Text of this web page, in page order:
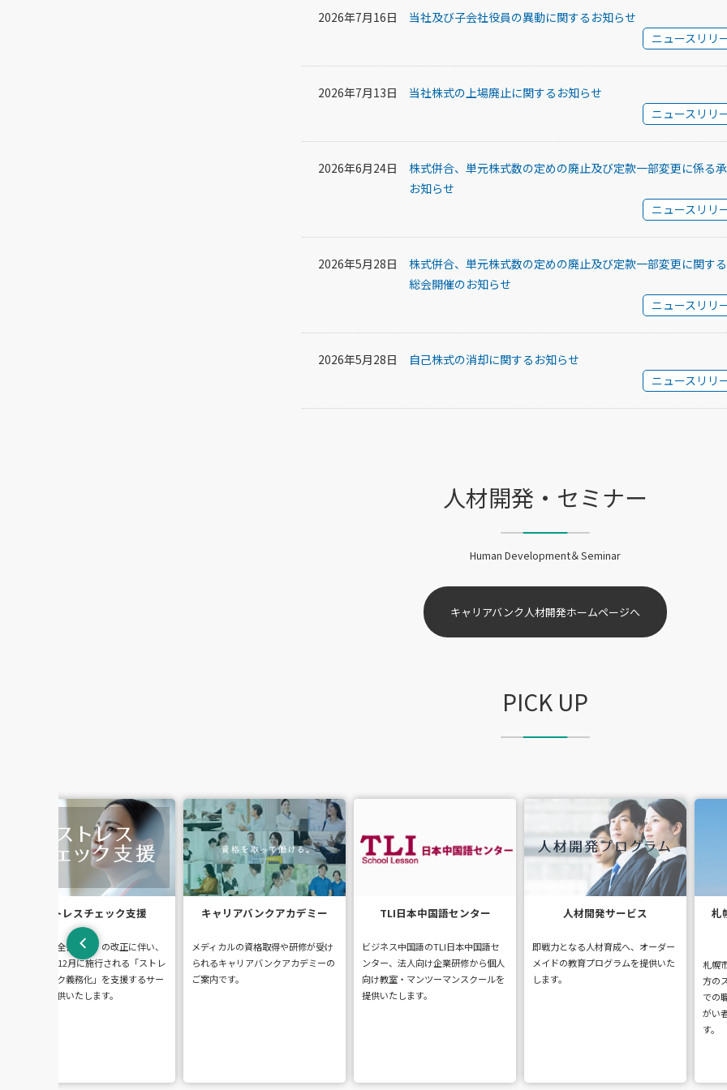
2026年7月16日
当社及び子会社役員の異動に関するお知らせ
ニュースリリ
2026年7月13日
当社株式の上場廃止に関するお知らせ
ニュースリリ
2026年6月24日
株式併合、単元株式数の定めの廃止及び定款一部変更に係る
お知らせ
ニュースリリ
2026年5月28日
株式併合、単元株式数の定めの廃止及び定款一部変更に関す
総会開催のお知らせ
ニュースリリ
2026年5月28日
自己株式の消却に関するお知らせ
ニュースリリ
人材開発・セミナー
Human Development＆Seminar
キャリアバンク人材開発ホームページへ
PICK UP
キャリアバンクアカデミー
メディカルの資格取得や研修が受け
られるキャリアバンクアカデミーの
ご案内です。
TLI日本中国語センター
ビジネス中国語のTLI日本中国語セ
ンター、法人向け企業研修から個人
向け教室・マンツーマンスクールを
人材開発サービス
即戦力となる人材育成へ、オーダー
メイドの教育プログラムを提供いた
します。
札幌市障がい者元気スキルア
札幌市内にお住まいの障がいのある
方のスキルアップを図り、民間企業
け